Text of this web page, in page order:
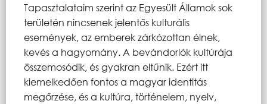
Tapasztalataim szerint az Egyesült Államok sok
területén nincsenek jelentős kulturális
események, az emberek zárkózottan élnek,
kevés a hagyomány. A bevándorlók kultúrája
összemosódik, és gyakran eltűnik. Ezért itt
kiemelkedően fontos a magyar identitás
megőrzése, és a kultúra, történelem, nyelv,